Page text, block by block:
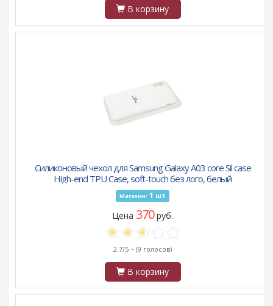
В корзину
Силиконовый чехол для Samsung Galaxy A03 core Sil case
High-end TPU Case, soft-touch без лого, белый
Магазин: 1 шт
Цена 370руб.
2.7/5 ~ (9 голосов)
В корзину